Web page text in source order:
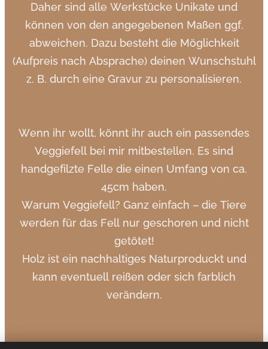
Daher sind alle Werkstücke Unikate und
können von den angegebenen Maßen ggf.
abweichen. Dazu besteht die Möglichkeit
(Aufpreis nach Absprache) deinen Wunschstuhl
z. B. durch eine Gravur zu personalisieren.
Wenn ihr wollt, könnt ihr auch ein passendes
Veggiefell bei mir mitbestellen. Es sind
handgefilzte Felle die einen Umfang von ca.
45cm haben.
Warum Veggiefell? Ganz einfach – die Tiere
werden für das Fell nur geschoren und nicht
getötet!
Holz ist ein nachhaltiges Naturproduckt und
kann eventuell reißen oder sich farblich
verändern.